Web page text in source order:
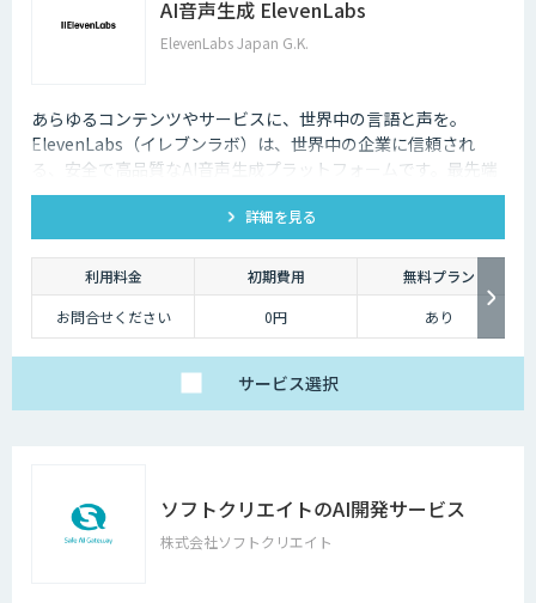
AI音声生成 ElevenLabs
ElevenLabs Japan G.K.
あらゆるコンテンツやサービスに、世界中の言語と声を。
ElevenLabs（イレブンラボ）は、世界中の企業に信頼され
る、安全で高品質なAI音声生成プラットフォームです。最先端
の技術で自然な音声を生成し、多言語対応やボイスクローニン
グ機能も、悪用を防ぐ倫理的ガードレールの中で提供します。
詳細を見る
利用料金 初期費用
無料プラン
お問合せください
0円 あり
サービス選択
ソフトクリエイトのAI開発サービス
株式会社ソフトクリエイト